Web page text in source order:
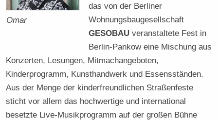
Omar
das von der Berliner
Wohnungsbaugesellschaft
GESOBAU veranstaltete Fest in
Berlin-Pankow eine Mischung aus
Konzerten, Lesungen, Mitmachangeboten,
Kinderprogramm, Kunsthandwerk und Essensständen.
Aus der Menge der kinderfreundlichen Straßenfeste
sticht vor allem das hochwertige und international
besetzte Live-Musikprogramm auf der großen Bühne